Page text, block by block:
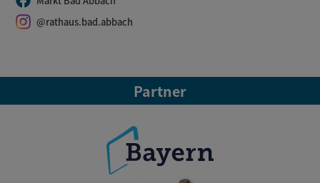
@rathaus.bad.abbach
Partner